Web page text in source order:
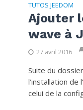
TUTOS JEEDOM
Ajouter
wave à
27 avril 2016
Suite du
l’installation de
celui de la